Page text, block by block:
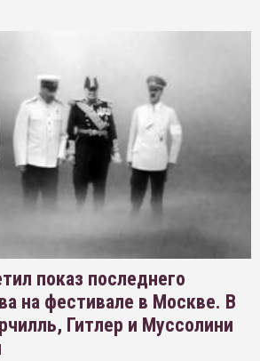
показ последнего
на фестивале в Москве. В
Гитлер и Муссолини